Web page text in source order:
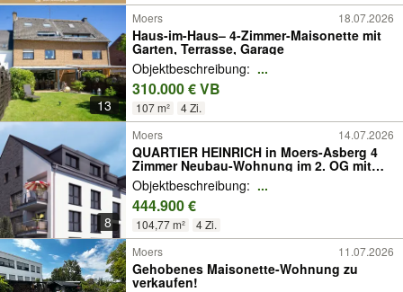
13
Moers 18.07.2026
Haus-im-Haus– 4-Zimmer-Maisonette mit
Garten, Terrasse, Garage
Objektbeschreibung: ...
310.000 € VB
107 m² 4 Zi.
8
Moers 14.07.2026
QUARTIER HEINRICH in Moers-Asberg 4
Zimmer Neubau-Wohnung im 2. OG mit
Balkon
Objektbeschreibung: ...
444.900 €
104,77 m² 4 Zi.
Moers 11.07.2026
Gehobenes Maisonette-Wohnung zu
verkaufen!